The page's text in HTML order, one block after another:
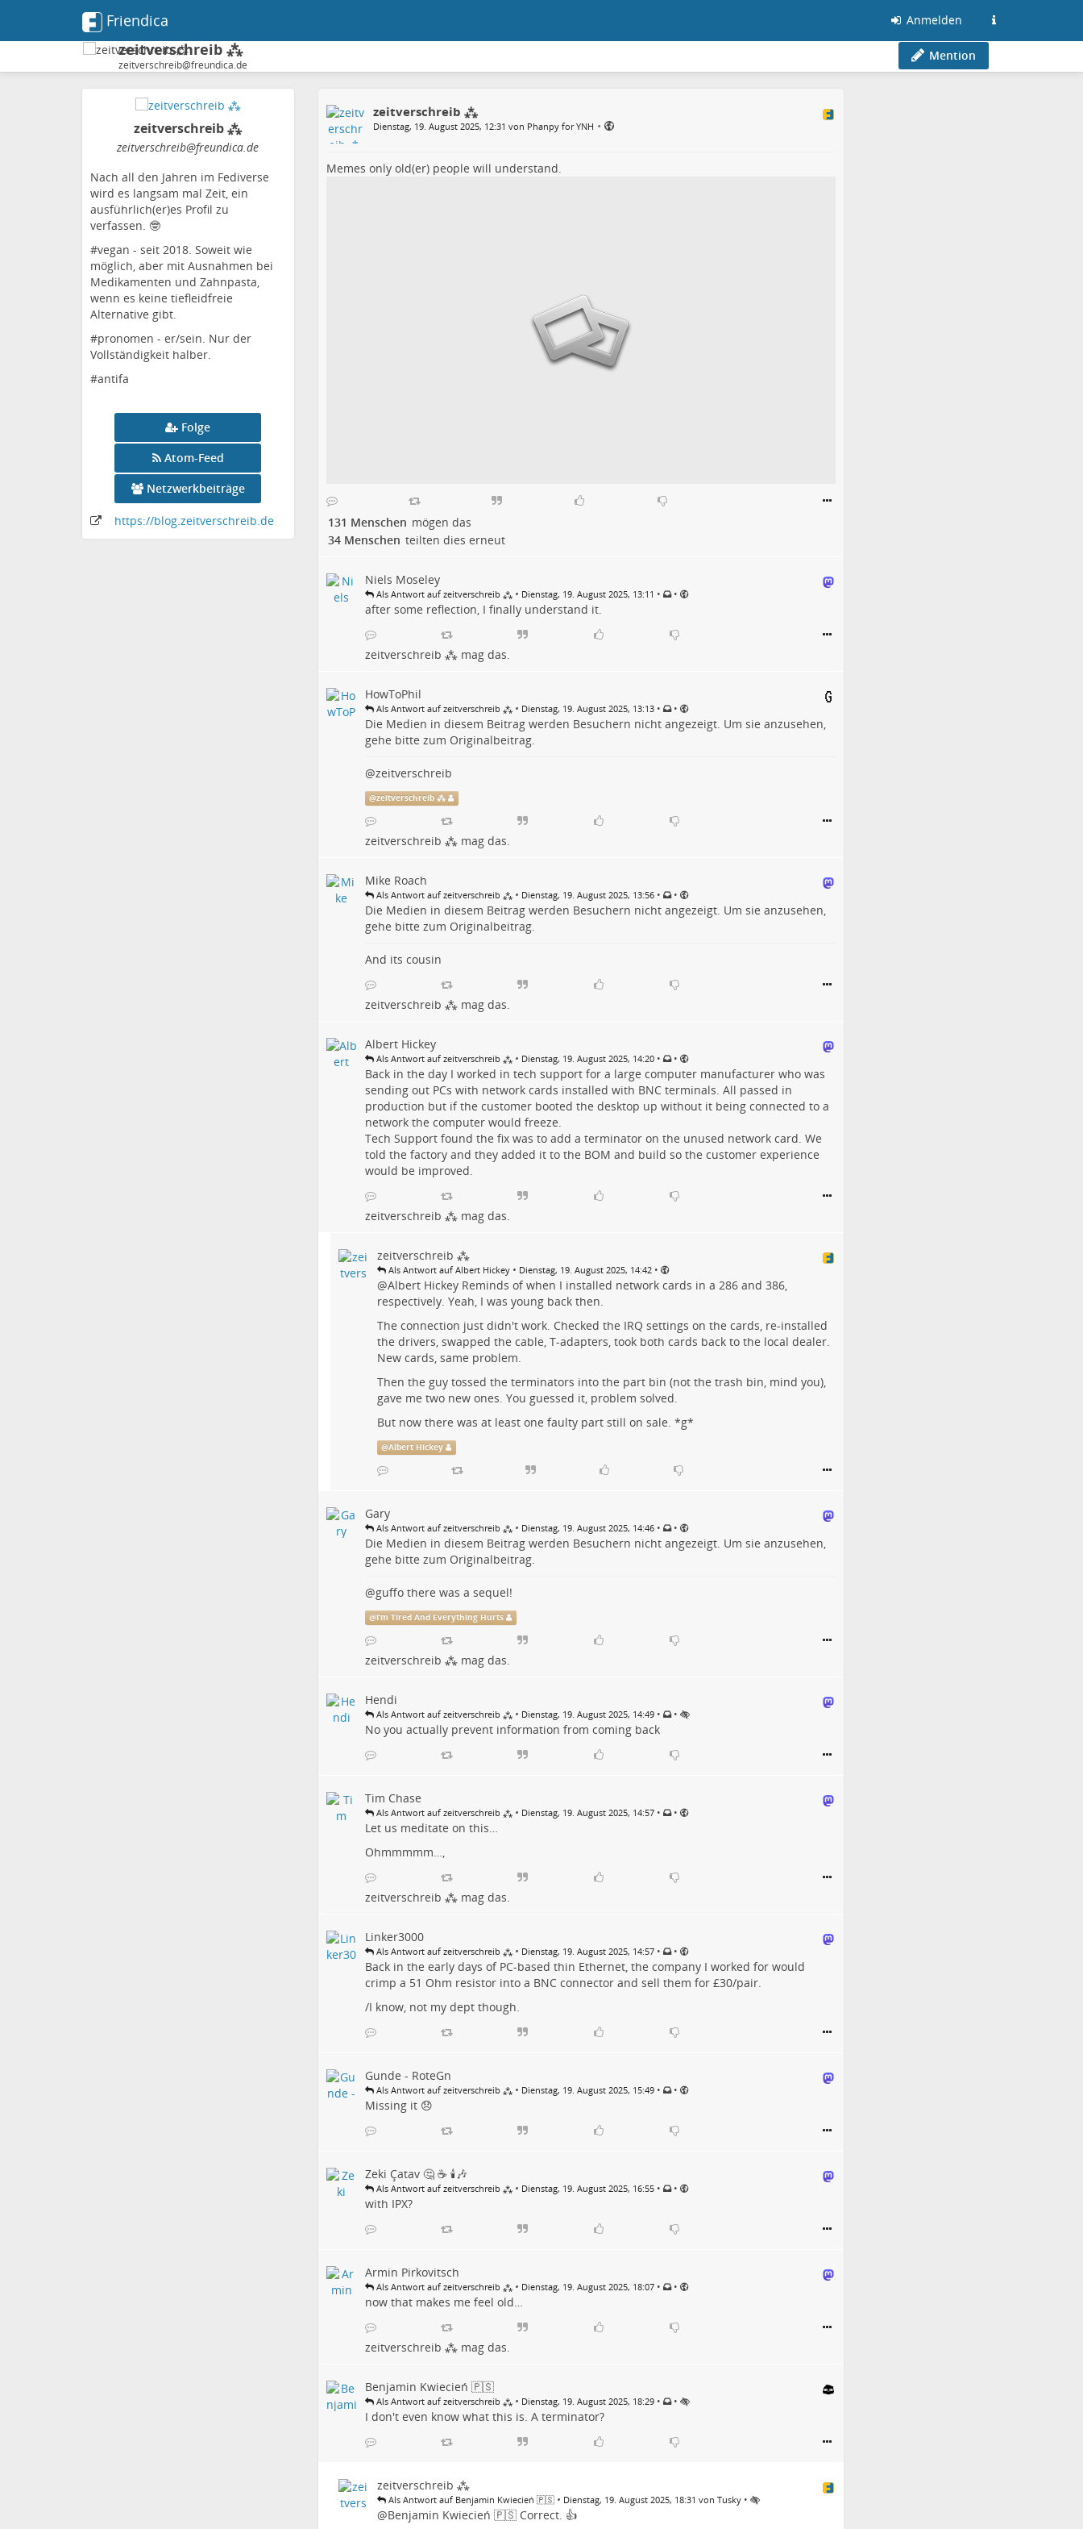
Friendica Anmelden
zeitverschreib ⁂
zeitverschreib@freundica.de
Mention
zeitverschreib ⁂
zeitverschreib@freundica.de
Nach all den Jahren im Fediverse
wird es langsam mal Zeit, ein
ausführlich(er)es Profil zu
verfassen. 🤓
#vegan - seit 2018. Soweit wie
möglich, aber mit Ausnahmen bei
Medikamenten und Zahnpasta,
wenn es keine tiefleidfreie
Alternative gibt.
#pronomen - er/sein. Nur der
Vollständigkeit halber.
#antifa
Folge
Atom-Feed
Netzwerkbeiträge
https://blog.zeitverschreib.de
zeitverschreib ⁂
Dienstag, 19. August 2025, 12:31 von Phanpy for YNH •
Memes only old(er) people will understand.
131 Menschen mögen das
34 Menschen teilten dies erneut
Niels Moseley
Als Antwort auf zeitverschreib ⁂ • Dienstag, 19. August 2025, 13:11 • •
after some reflection, I finally understand it.
zeitverschreib ⁂mag das.
HowToPhil
Als Antwort auf zeitverschreib ⁂ • Dienstag, 19. August 2025, 13:13 • •
Die Medien in diesem Beitrag werden Besuchern nicht angezeigt. Um sie anzusehen,
gehe bitte zum Originalbeitrag.
@zeitverschreib
@zeitverschreib ⁂
zeitverschreib ⁂mag das.
Mike Roach
Als Antwort auf zeitverschreib ⁂ • Dienstag, 19. August 2025, 13:56 • •
Die Medien in diesem Beitrag werden Besuchern nicht angezeigt. Um sie anzusehen,
gehe bitte zum Originalbeitrag.
And its cousin
zeitverschreib ⁂mag das.
Albert Hickey
Als Antwort auf zeitverschreib ⁂ • Dienstag, 19. August 2025, 14:20 • •
Back in the day I worked in tech support for a large computer manufacturer who was
sending out PCs with network cards installed with BNC terminals. All passed in
production but if the customer booted the desktop up without it being connected to a
network the computer would freeze.
Tech Support found the fix was to add a terminator on the unused network card. We
told the factory and they added it to the BOM and build so the customer experience
would be improved.
zeitverschreib ⁂mag das.
zeitverschreib ⁂
Als Antwort auf Albert Hickey • Dienstag, 19. August 2025, 14:42 •
@Albert HickeyReminds of when I installed network cards in a 286 and 386,
respectively. Yeah, I was young back then.
The connection just didn't work. Checked the IRQ settings on the cards, re-installed
the drivers, swapped the cable, T-adapters, took both cards back to the local dealer.
New cards, same problem.
Then the guy tossed the terminators into the part bin (not the trash bin, mind you),
gave me two new ones. You guessed it, problem solved.
But now there was at least one faulty part still on sale. *g*
@Albert Hickey
Gary
Als Antwort auf zeitverschreib ⁂ • Dienstag, 19. August 2025, 14:46 • •
Die Medien in diesem Beitrag werden Besuchern nicht angezeigt. Um sie anzusehen,
gehe bitte zum Originalbeitrag.
@guffothere was a sequel!
@I’m Tired And Everything Hurts
zeitverschreib ⁂mag das.
Hendi
Als Antwort auf zeitverschreib ⁂ • Dienstag, 19. August 2025, 14:49 • •
No you actually prevent information from coming back
Tim Chase
Als Antwort auf zeitverschreib ⁂ • Dienstag, 19. August 2025, 14:57 • •
Let us meditate on this…
Ohmmmmm…,
zeitverschreib ⁂mag das.
Linker3000
Als Antwort auf zeitverschreib ⁂ • Dienstag, 19. August 2025, 14:57 • •
Back in the early days of PC-based thin Ethernet, the company I worked for would
crimp a 51 Ohm resistor into a BNC connector and sell them for £30/pair.
/I know, not my dept though.
Gunde - RoteGn
Als Antwort auf zeitverschreib ⁂ • Dienstag, 19. August 2025, 15:49 • •
Missing it 😞
Zeki Çatav 🤔 ☕ 🕯️🎶
Als Antwort auf zeitverschreib ⁂ • Dienstag, 19. August 2025, 16:55 • •
with IPX?
Armin Pirkovitsch
Als Antwort auf zeitverschreib ⁂ • Dienstag, 19. August 2025, 18:07 • •
now that makes me feel old…
zeitverschreib ⁂mag das.
Benjamin Kwiecień 🇵🇸
Als Antwort auf zeitverschreib ⁂ • Dienstag, 19. August 2025, 18:29 • •
I don't even know what this is. A terminator?
zeitverschreib ⁂
Als Antwort auf Benjamin Kwiecień 🇵🇸 • Dienstag, 19. August 2025, 18:31 von Tusky •
@Benjamin Kwiecień 🇵🇸Correct. 👍